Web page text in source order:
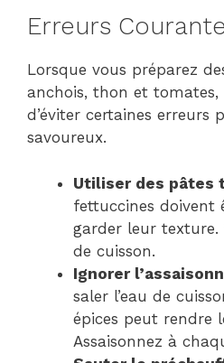
Erreurs
Lorsque vous préparez
anchois, thon et tomates,
d’éviter certaines
savoureux.
Utiliser des pâtes
fettuccines doivent
garder leur texture.
de cuisson.
Ignorer
saler l’eau de
épices peut rendre
Assaisonnez à